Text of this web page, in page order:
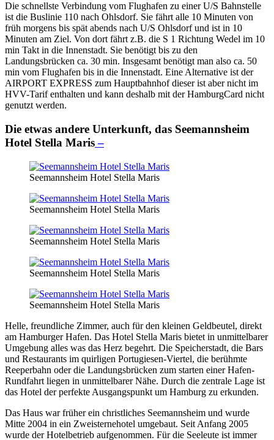
Die schnellste Verbindung vom Flughafen zu einer U/S Bahnstelle
ist die Buslinie 110 nach Ohlsdorf. Sie fährt alle 10 Minuten von
früh morgens bis spät abends nach U/S Ohlsdorf und ist in 10
Minuten am Ziel. Von dort fährt z.B. die S 1 Richtung Wedel im 10
min Takt in die Innenstadt. Sie benötigt bis zu den
Landungsbrücken ca. 30 min. Insgesamt benötigt man also ca. 50
min vom Flughafen bis in die Innenstadt. Eine Alternative ist der
AIRPORT EXPRESS zum Hauptbahnhof dieser ist aber nicht im
HVV-Tarif enthalten und kann deshalb mit der HamburgCard nicht
genutzt werden.
Die etwas andere Unterkunft, das Seemannsheim
Hotel Stella Maris–
Seemannsheim Hotel Stella Maris
Seemannsheim Hotel Stella Maris
Seemannsheim Hotel Stella Maris
Seemannsheim Hotel Stella Maris
Seemannsheim Hotel Stella Maris
Helle, freundliche Zimmer, auch für den kleinen Geldbeutel, direkt
am Hamburger Hafen. Das Hotel Stella Maris bietet in unmittelbarer
Umgebung alles was das Herz begehrt. Die Speicherstadt, die Bars
und Restaurants im quirligen Portugiesen-Viertel, die berühmte
Reeperbahn oder die Landungsbrücken zum starten einer Hafen-
Rundfahrt liegen in unmittelbarer Nähe. Durch die zentrale Lage ist
das Hotel der perfekte Ausgangspunkt um Hamburg zu erkunden.
Das Haus war früher ein christliches Seemannsheim und wurde
Mitte 2004 in ein Zweisternehotel umgebaut. Seit Anfang 2005
wurde der Hotelbetrieb aufgenommen. Für die Seeleute ist immer